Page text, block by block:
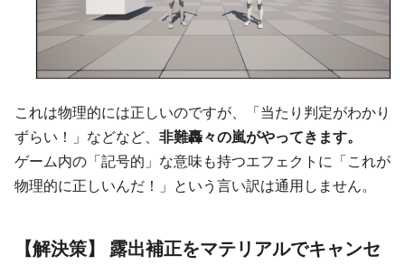
これは物理的には正しいのですが、「当たり判定がわかり
ずらい！」などなど、 非難轟々の嵐がやってきます。
ゲーム内の「記号的」な意味も持つエフェクトに「これが
物理的に正しいんだ！」という言い訳は通用しません。
【解決策】 露出補正をマテリアルでキャンセ